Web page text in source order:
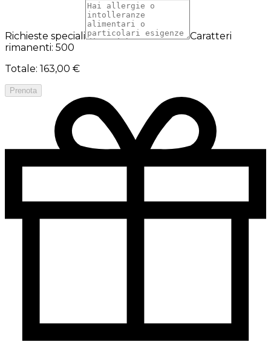
Richieste speciali
Caratteri
rimanenti: 500
Totale: 163,00 €
Prenota